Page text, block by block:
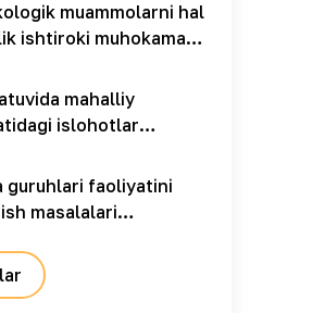
muammolarni hal
ishtiroki muhokama
mahalliy
islohotlar
guruhlari faoliyatini
masalalari